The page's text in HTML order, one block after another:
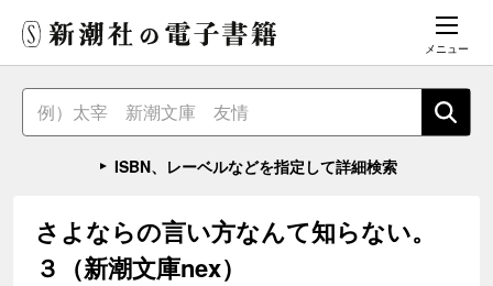
メニュー
ISBN、レーベルなどを指定して詳細検索
さよならの言い方なんて知らない。
３（新潮文庫nex）